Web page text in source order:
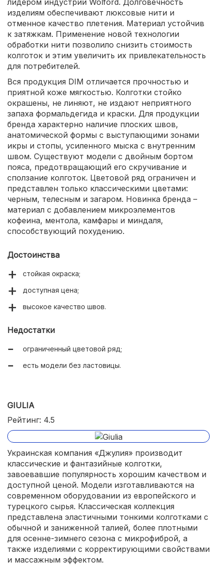
лидером индустрии Wolford. Долговечность
изделиям обеспечивают люксовые нити и
отменное качество плетения. Материал устойчив
к затяжкам. Применение новой технологии
обработки нити позволило снизить стоимость
колготок и этим увеличить их привлекательность
для потребителей.
Вся продукция DIM отличается прочностью и
приятной коже мягкостью. Колготки стойко
окрашены, не линяют, не издают неприятного
запаха формальдегида и краски. Для продукции
бренда характерно наличие плоских швов,
анатомической формы с выступающими зонами
икры и стопы, усиленного мыска с внутренним
швом. Существуют модели с двойным бортом
пояса, предотвращающий его скручивание и
сползание колготок. Цветовой ряд ограничен и
представлен только классическими цветами:
черным, телесным и загаром. Новинка бренда –
материал с добавлением микроэлементов
кофеина, ментола, камфары и миндаля,
способствующий похудению.
Достоинства
стойкая окраска;
доступная цена;
высокое качество швов.
Недостатки
ограниченный цветовой ряд;
есть модели без ластовицы.
GIULIA
Рейтинг: 4.5
Украинская компания «Джулия» производит
классические и фантазийные колготки,
завоевавшие популярность хорошим качеством и
доступной ценой. Модели изготавливаются на
современном оборудовании из европейского и
турецкого сырья. Классическая коллекция
представлена эластичными тонкими колготками с
обычной и заниженной талией, более плотными
для осенне-зимнего сезона с микрофиброй, а
также изделиями с корректирующими свойствами
и массажным эффектом.